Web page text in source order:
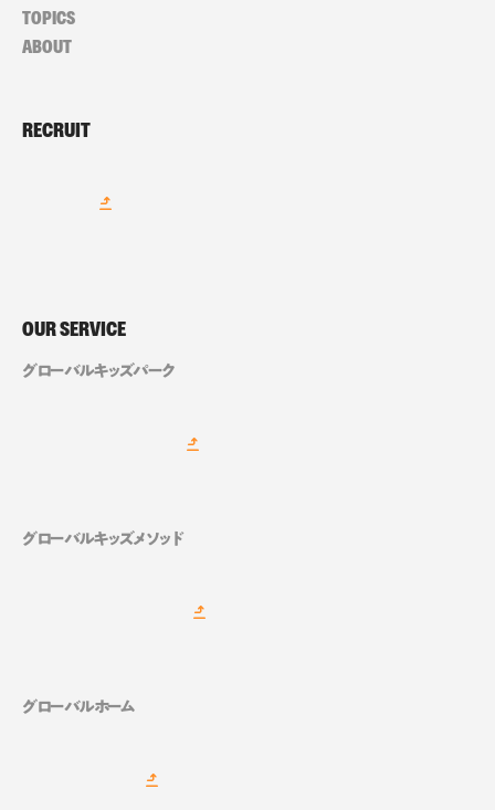
TOPICS
ABOUT
RECRUIT
OUR SERVICE
グローバルキッズパーク
グローバルキッズメソッド
グローバルホーム